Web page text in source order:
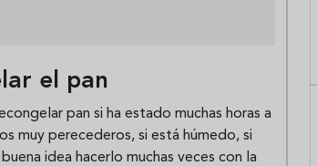
el pan
pan si ha estado muchas horas a
muy perecederos, si está húmedo, si
idea hacerlo muchas veces con la